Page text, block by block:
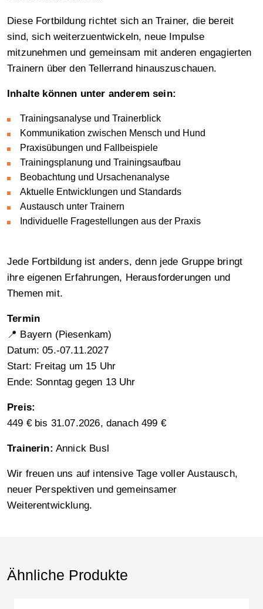
Diese Fortbildung richtet sich an Trainer, die bereit
sind, sich weiterzuentwickeln, neue Impulse
mitzunehmen und gemeinsam mit anderen engagierten
Trainern über den Tellerrand hinauszuschauen.
Inhalte können unter anderem sein:
Trainingsanalyse und Trainerblick
Kommunikation zwischen Mensch und Hund
Praxisübungen und Fallbeispiele
Trainingsplanung und Trainingsaufbau
Beobachtung und Ursachenanalyse
Aktuelle Entwicklungen und Standards
Austausch unter Trainern
Individuelle Fragestellungen aus der Praxis
Jede Fortbildung ist anders, denn jede Gruppe bringt
ihre eigenen Erfahrungen, Herausforderungen und
Themen mit.
Termin
📍 Bayern (Piesenkam)
Datum: 05.-07.11.2027
Start: Freitag um 15 Uhr
Ende: Sonntag gegen 13 Uhr
Preis:
449 € bis 31.07.2026, danach 499 €
Trainerin: Annick Busl
Wir freuen uns auf intensive Tage voller Austausch,
neuer Perspektiven und gemeinsamer
Weiterentwicklung.
Ähnliche Produkte